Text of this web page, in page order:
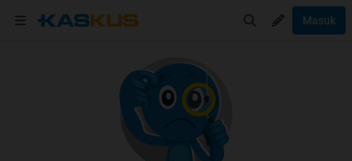
Masuk